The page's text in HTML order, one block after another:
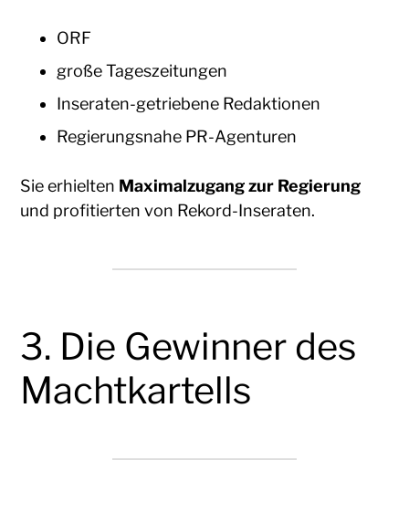
ORF
große Tageszeitungen
Inseraten-getriebene Redaktionen
Regierungsnahe PR-Agenturen
Sie erhielten Maximalzugang zur Regierung
und profitierten von Rekord-Inseraten.
3. Die Gewinner des
Machtkartells